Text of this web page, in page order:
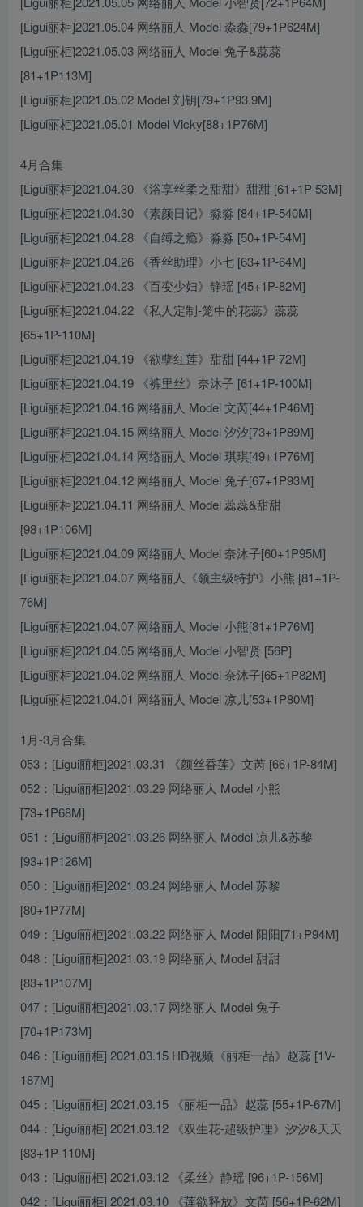
[Ligui丽柜]2021.05.04 网络丽人 Model 淼淼[79+1P624M]
[Ligui丽柜]2021.05.03 网络丽人 Model 兔子&蕊蕊
[81+1P113M]
[Ligui丽柜]2021.05.02 Model 刘钥[79+1P93.9M]
[Ligui丽柜]2021.05.01 Model Vicky[88+1P76M]
4月合集
[Ligui丽柜]2021.04.30 《浴享丝柔之甜甜》甜甜 [61+1P-53M]
[Ligui丽柜]2021.04.30 《素颜日记》淼淼 [84+1P-540M]
[Ligui丽柜]2021.04.28 《自缚之瘾》淼淼 [50+1P-54M]
[Ligui丽柜]2021.04.26 《香丝助理》小七 [63+1P-64M]
[Ligui丽柜]2021.04.23 《百变少妇》静瑶 [45+1P-82M]
[Ligui丽柜]2021.04.22 《私人定制-笼中的花蕊》蕊蕊
[65+1P-110M]
[Ligui丽柜]2021.04.19 《欲孽红莲》甜甜 [44+1P-72M]
[Ligui丽柜]2021.04.19 《裤里丝》奈沐子 [61+1P-100M]
[Ligui丽柜]2021.04.16 网络丽人 Model 文芮[44+1P46M]
[Ligui丽柜]2021.04.15 网络丽人 Model 汐汐[73+1P89M]
[Ligui丽柜]2021.04.14 网络丽人 Model 琪琪[49+1P76M]
[Ligui丽柜]2021.04.12 网络丽人 Model 兔子[67+1P93M]
[Ligui丽柜]2021.04.11 网络丽人 Model 蕊蕊&甜甜
[98+1P106M]
[Ligui丽柜]2021.04.09 网络丽人 Model 奈沐子[60+1P95M]
[Ligui丽柜]2021.04.07 网络丽人《领主级特护》小熊 [81+1P-
76M]
[Ligui丽柜]2021.04.07 网络丽人 Model 小熊[81+1P76M]
[Ligui丽柜]2021.04.05 网络丽人 Model 小智贤 [56P]
[Ligui丽柜]2021.04.02 网络丽人 Model 奈沐子[65+1P82M]
[Ligui丽柜]2021.04.01 网络丽人 Model 凉儿[53+1P80M]
1月-3月合集
053：[Ligui丽柜]2021.03.31 《颜丝香莲》文芮 [66+1P-84M]
052：[Ligui丽柜]2021.03.29 网络丽人 Model 小熊
[73+1P68M]
051：[Ligui丽柜]2021.03.26 网络丽人 Model 凉儿&苏黎
[93+1P126M]
050：[Ligui丽柜]2021.03.24 网络丽人 Model 苏黎
[80+1P77M]
049：[Ligui丽柜]2021.03.22 网络丽人 Model 阳阳[71+P94M]
048：[Ligui丽柜]2021.03.19 网络丽人 Model 甜甜
[83+1P107M]
047：[Ligui丽柜]2021.03.17 网络丽人 Model 兔子
[70+1P173M]
046：[Ligui丽柜] 2021.03.15 HD视频《丽柜一品》赵蕊 [1V-
187M]
045：[Ligui丽柜] 2021.03.15 《丽柜一品》赵蕊 [55+1P-67M]
044：[Ligui丽柜] 2021.03.12 《双生花-超级护理》汐汐&天天
[83+1P-110M]
043：[Ligui丽柜] 2021.03.12 《柔丝》静瑶 [96+1P-156M]
042：[Ligui丽柜] 2021.03.10 《莲欲释放》文芮 [56+1P-62M]